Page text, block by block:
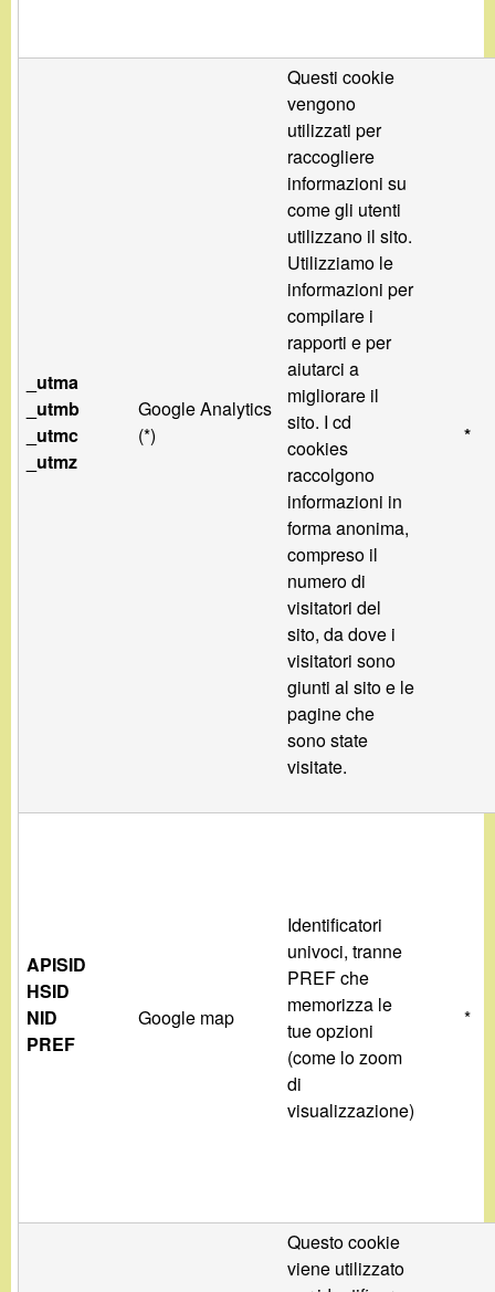
_utma
_utmb
_utmc
_utmz
Google Analytics
(*)
Questi cookie
vengono
utilizzati per
raccogliere
informazioni su
come gli utenti
utilizzano il sito.
Utilizziamo le
informazioni per
compilare i
rapporti e per
aiutarci a
migliorare il
sito. I cd
cookies
raccolgono
informazioni in
forma anonima,
compreso il
numero di
visitatori del
sito, da dove i
visitatori sono
giunti al sito e le
pagine che
sono state
visitate.
*
APISID
HSID
NID
PREF
Google map
Identificatori
univoci, tranne
PREF che
memorizza le
tue opzioni
(come lo zoom
di
visualizzazione)
*
Questo cookie
viene utilizzato